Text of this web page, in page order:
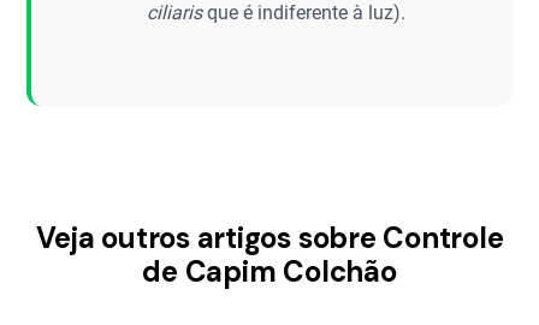
ciliarisque é indiferente à luz).
Veja outros artigos sobre Controle
de Capim Colchão